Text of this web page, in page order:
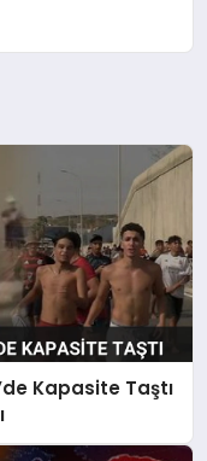
Kapasite Taştı